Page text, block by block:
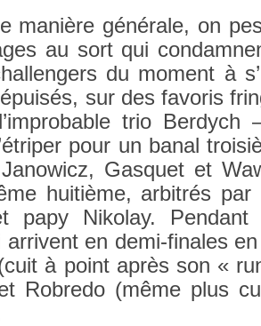
manière générale, on
au sort qui
du mo­ment à
épuisés, sur des favoris
trio Be­rdych
pour un banal
Gas­quet et
huitième, ar­bitrés
papy Nikolay.
ar­rivent en demi-finales
à point après son «
Rob­redo (même plus